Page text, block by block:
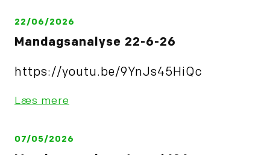
22/06/2026
Mandagsanalyse 22-6-26
https://youtu.be/9YnJs45HiQc
Læs mere
07/05/2026